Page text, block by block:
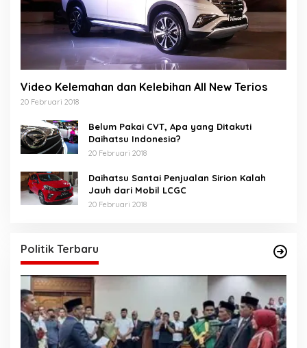
Video Kelemahan dan Kelebihan All New Terios
20 Februari 2018
Belum Pakai CVT, Apa yang Ditakuti
Daihatsu Indonesia?
20 Februari 2018
Daihatsu Santai Penjualan Sirion Kalah
Jauh dari Mobil LCGC
20 Februari 2018
Politik Terbaru